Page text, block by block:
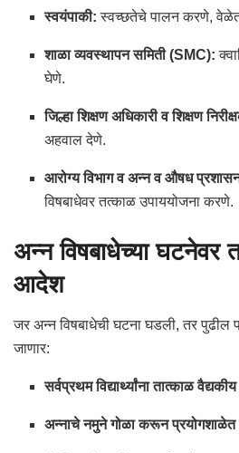
स्वयंपाकी: स्वच्छतेचे पालन करणे,
शाळा व्यवस्थापन समिती (SMC):
घेणे.
जिल्हा शिक्षण अधिकारी व शिक्षण
अहवाल देणे.
आरोग्य विभाग व अन्न व औषध
विषबाधेवर तत्काळ उपाययोजना करणे.
अन्न विषबाधेच्या घटनेवर
आदेश
जर अन्न विषबाधेची घटना घडली, तर पुढील
जाणार:
सर्वप्रथम विद्यार्थ्यांना तात्काळ
अन्नाचे नमुने गोळा करून प्रयोगशाळेत